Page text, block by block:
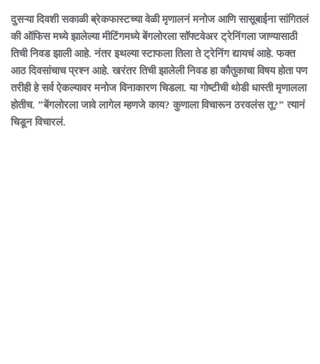
दुसऱ्या दिवशी सकाळी ब्रेकफास्टच्या वेळी मृणालनं मनोज आणि सासूबाईना सांगितलं
की ऑफिस मध्ये झालेल्या मीटिंगमध्ये बेंगलोरला सॉफ्टवेअर ट्रेनिंगला जाण्यासाठी
तिची निवड झाली आहे. नंतर इथल्या स्टाफला तिला ते ट्रेनिंग द्यायचं आहे. फक्त
आठ दिवसांचाच प्रश्न आहे. खरंतर तिची झालेली निवड हा कौतुकाचा विषय होता पण
तरीही हे सर्व ऐकल्यावर मनोज विनाकारण चिडला. या गोष्टीची थोडी धास्ती मृणालला
होतीच. ”बेंगलोरला जावे लागेल म्हणजे काय? कुणाला विचारून ठरवलंस तू?” त्यानं
चिडून विचारलं.